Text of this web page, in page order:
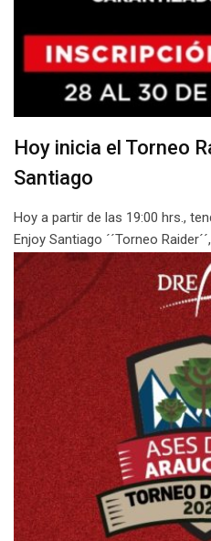
Hoy inicia el Torneo
Santiago
Hoy a partir de las 19:00 hrs.,
Enjoy Santiago ´´Torneo